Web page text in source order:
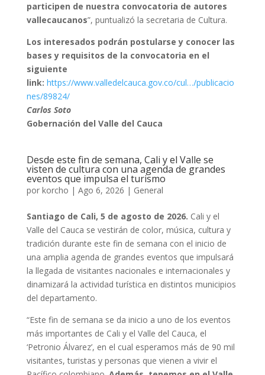
participen de nuestra convocatoria de autores
vallecaucanos”, puntualizó la secretaria de Cultura.
Los interesados podrán postularse y conocer las
bases y requisitos de la convocatoria en el
siguiente
link: https://www.valledelcauca.gov.co/cul…/publicacio
nes/89824/
Carlos Soto
Gobernación del Valle del Cauca
Desde este fin de semana, Cali y el Valle se
visten de cultura con una agenda de grandes
eventos que impulsa el turismo
por korcho | Ago 6, 2026 | General
Santiago de Cali, 5 de agosto de 2026. Cali y el
Valle del Cauca se vestirán de color, música, cultura y
tradición durante este fin de semana con el inicio de
una amplia agenda de grandes eventos que impulsará
la llegada de visitantes nacionales e internacionales y
dinamizará la actividad turística en distintos municipios
del departamento.
“Este fin de semana se da inicio a uno de los eventos
más importantes de Cali y el Valle del Cauca, el
‘Petronio Álvarez’, en el cual esperamos más de 90 mil
visitantes, turistas y personas que vienen a vivir el